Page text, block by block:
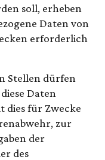
soll, erheben
Daten von
erforderlich
Stellen dürfen
Daten
dies für Zwecke
zur
der
des